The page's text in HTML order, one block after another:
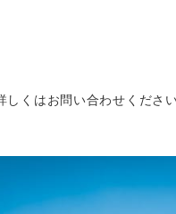
くはお問い合わせください